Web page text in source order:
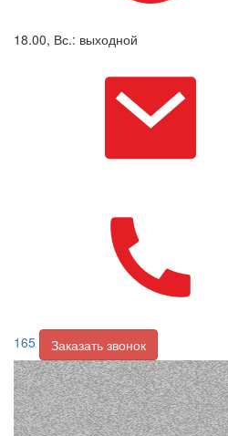
18.00, Вс.: выходной
165
Заказать звонок